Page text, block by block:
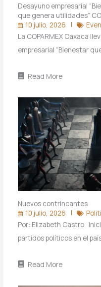
Desayuno empresarial
que genera utilidades”
10 julio, 2026
La COPARMEX Oaxaca
empresarial “Bienestar
Read More
Nuevos contrincantes
10 julio, 2026
Por: Elizabeth Castro
partidos políticos en el
Read More